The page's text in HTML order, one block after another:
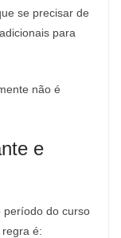
se precisar de
para
não é
e
período do curso
é: